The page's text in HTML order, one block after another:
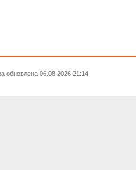
обновлена 06.08.2026 21:14